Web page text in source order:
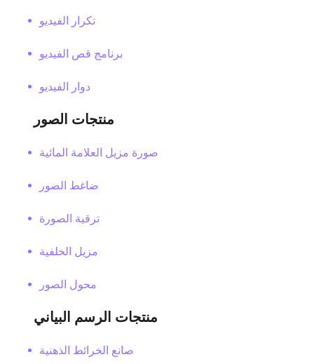
تكرار الفيديو
برنامج قص الفيديو
دوار الفيديو
منتجات الصور
صورة مزيل العلامة المائية
ضاغط الصور
ترقية الصورة
مزيل الخلفية
محول الصور
منتجات الرسم البياني
صانع الخرائط الذهنية